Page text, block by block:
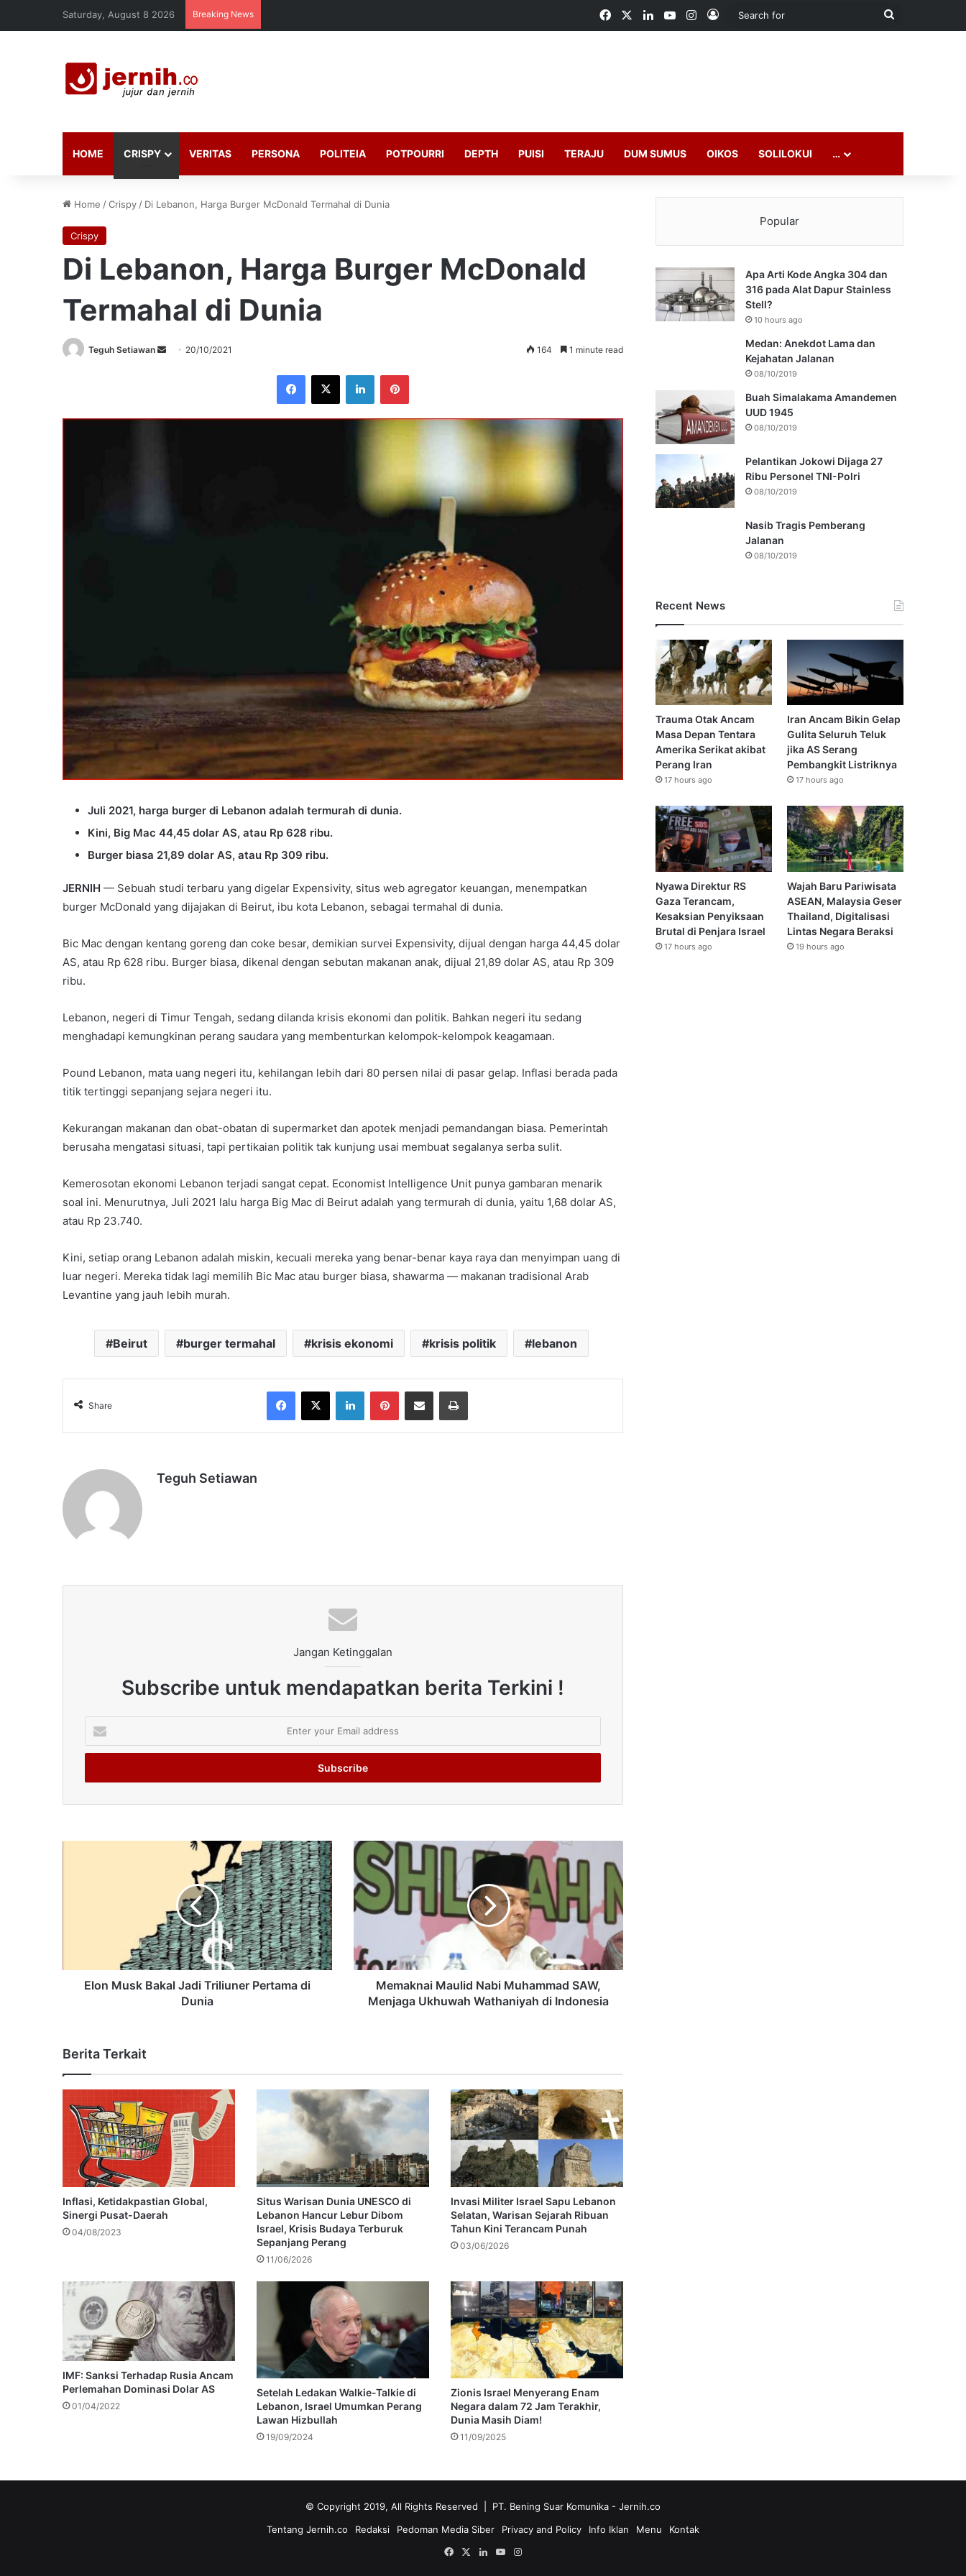
Saturday, August 8 2026 Breaking News FacebookLinkedInYouTubeInstagram
Log In
Search
HOME CRISPY VERITAS PERSONA POLITEIA POTPOURRI DEPTH PUISI TERAJU DUM SUMUS OIKOS SOLILOKUI …
Home /Crispy / Di Lebanon, Harga Burger McDonald Termahal di Dunia
Crispy
Di Lebanon, Harga Burger McDonald
Termahal di Dunia
Teguh Setiawan
Send 20/10/2021 164 1 minute read
Facebook
X LinkedInPinterest
Juli 2021, harga burger di Lebanon adalah termurah di dunia.
Kini, Big Mac 44,45 dolar AS, atau Rp 628 ribu.
Burger biasa 21,89 dolar AS, atau Rp 309 ribu.
JERNIH — Sebuah studi terbaru yang digelar Expensivity, situs web agregator keuangan, menempatkan
burger McDonald yang dijajakan di Beirut, ibu kota Lebanon, sebagai termahal di dunia.
Bic Mac dengan kentang goreng dan coke besar, demikian survei Expensivity, dijual dengan harga 44,45 dolar
AS, atau Rp 628 ribu. Burger biasa, dikenal dengan sebutan makanan anak, dijual 21,89 dolar AS, atau Rp 309
ribu.
Lebanon, negeri di Timur Tengah, sedang dilanda krisis ekonomi dan politik. Bahkan negeri itu sedang
menghadapi kemungkinan perang saudara yang membenturkan kelompok-kelompok keagamaan.
Pound Lebanon, mata uang negeri itu, kehilangan lebih dari 80 persen nilai di pasar gelap. Inflasi berada pada
titik tertinggi sepanjang sejara negeri itu.
Kekurangan makanan dan obat-obatan di supermarket dan apotek menjadi pemandangan biasa. Pemerintah
berusaha mengatasi situasi, tapi pertikaian politik tak kunjung usai membuat segalanya serba sulit.
Kemerosotan ekonomi Lebanon terjadi sangat cepat. Economist Intelligence Unit punya gambaran menarik
soal ini. Menurutnya, Juli 2021 lalu harga Big Mac di Beirut adalah yang termurah di dunia, yaitu 1,68 dolar AS,
atau Rp 23.740.
Kini, setiap orang Lebanon adalah miskin, kecuali mereka yang benar-benar kaya raya dan menyimpan uang di
luar negeri. Mereka tidak lagi memilih Bic Mac atau burger biasa, shawarma — makanan tradisional Arab
Levantine yang jauh lebih murah.
Beirut burger termahal krisis ekonomi krisis politik lebanon
Share
Facebook
X LinkedInPinterestShare via Email Print
Teguh Setiawan
Jangan Ketinggalan
Subscribe untuk mendapatkan berita Terkini !
your
Email
Elon Musk Bakal Jadi Triliuner Pertama di
Dunia
Memaknai Maulid Nabi Muhammad SAW,
Menjaga Ukhuwah Wathaniyah di Indonesia
Berita Terkait
Inflasi, Ketidakpastian Global,
Sinergi Pusat-Daerah
04/08/2023
Situs Warisan Dunia UNESCO di
Lebanon Hancur Lebur Dibom
Israel, Krisis Budaya Terburuk
Sepanjang Perang
11/06/2026
Invasi Militer Israel Sapu Lebanon
Selatan, Warisan Sejarah Ribuan
Tahun Kini Terancam Punah
03/06/2026
IMF: Sanksi Terhadap Rusia Ancam
Perlemahan Dominasi Dolar AS
01/04/2022
Setelah Ledakan Walkie-Talkie di
Lebanon, Israel Umumkan Perang
Lawan Hizbullah
19/09/2024
Zionis Israel Menyerang Enam
Negara dalam 72 Jam Terakhir,
Dunia Masih Diam!
11/09/2025
Popular
Apa Arti Kode Angka 304 dan
316 pada Alat Dapur Stainless
Stell?
10 hours ago
Medan: Anekdot Lama dan
Kejahatan Jalanan
08/10/2019
Buah Simalakama Amandemen
UUD 1945
08/10/2019
Pelantikan Jokowi Dijaga 27
Ribu Personel TNI-Polri
08/10/2019
Nasib Tragis Pemberang
Jalanan
08/10/2019
Recent News
Trauma Otak Ancam
Masa Depan Tentara
Amerika Serikat akibat
Perang Iran
17 hours ago
Iran Ancam Bikin Gelap
Gulita Seluruh Teluk
jika AS Serang
Pembangkit Listriknya
17 hours ago
Nyawa Direktur RS
Gaza Terancam,
Kesaksian Penyiksaan
Brutal di Penjara Israel
17 hours ago
Wajah Baru Pariwisata
ASEAN, Malaysia Geser
Thailand, Digitalisasi
Lintas Negara Beraksi
19 hours ago
© Copyright 2019, All Rights Reserved | PT. Bening Suar Komunika - Jernih.co
Tentang Jernih.co
Redaksi Pedoman Media Siber Privacy and Policy Info Iklan Menu
Kontak
Facebook
X LinkedInYouTubeInstagram